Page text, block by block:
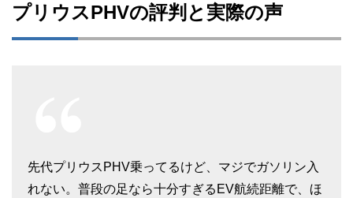
プリウスPHVの評判と実際の声
先代プリウスPHV乗ってるけど、マジでガソリン入
れない。普段の足なら十分すぎるEV航続距離で、ほ